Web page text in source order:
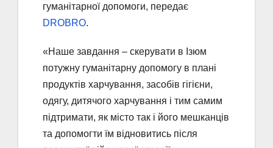
гуманітарної допомоги, передає
DROBRO.
«Наше завдання – скерувати в Ізюм
потужну гуманітарну допомогу в плані
продуктів харчування, засобів гігієни,
одягу, дитячого харчування і тим самим
підтримати, як місто так і його мешканців
та допомогти їм відновитись після